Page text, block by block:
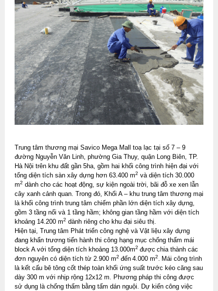
Trung tâm thương mại Savico Mega Mall toạ lạc tại số 7 – 9
đường Nguyễn Văn Linh, phường Gia Thụy, quận Long Biên, TP.
Hà Nội trên khu đất gần 5ha, gồm hai khối công trình hiện đại với
tổng diện tích sàn xây dựng hơn 63.400 m2 và diện tích 30.000
m2 dành cho các hoạt động, sự kiện ngoài trời, bãi đỗ xe xen lẫn
cây xanh cảnh quan. Trong đó, Khối A – khu trung tâm thương mại
là khối công trình trung tâm chiếm phần lớn diện tích xây dựng,
gồm 3 tầng nổi và 1 tầng hầm; không gian tầng hầm với diện tích
khoảng 14.200 m2 dành riêng cho khu đại siêu thị.
Hiện tại, Trung tâm Phát triển công nghệ và Vật liệu xây dựng
đang khẩn trương tiến hành thi công hạng mục chống thấm mái
block A với tổng diện tích khoảng 13.000m2 được chia thành các
đơn nguyên có diện tích từ 2.900 m2 đến 4.000 m2. Mái công trình
là kết cấu bê tông cốt thép toàn khối ứng suất trước kéo căng sau
dày 300 m với nhịp rộng 12x12 m. Phương pháp thi công được
sử dụng là chống thấm bằng tấm dán nguội. Dự kiến công việc